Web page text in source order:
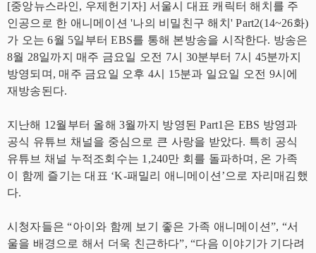
[중앙뉴스라인, 우제헌기자] 서울시 대표 캐릭터 해치를 주
인공으로 한 애니메이션 '나의 비밀친구 해치' Part2(14~26화)
가 오는 6월 5일부터 EBS를 통해 본방송을 시작한다. 방송은
8월 28일까지 매주 금요일 오전 7시 30분부터 7시 45분까지
방영되며, 매주 금요일 오후 4시 15분과 일요일 오전 9시에
재방송된다.
지난해 12월부터 올해 3월까지 방영된 Part1은 EBS 방영과
공식 유튜브 채널을 중심으로 큰 사랑을 받았다. 특히 공식
유튜브 채널 누적조회수는 1,240만 회를 돌파하며, 온 가족
이 함께 즐기는 대표 ‘K-패밀리 애니메이션’으로 자리매김했
다.
시청자들은 “아이와 함께 보기 좋은 가족 애니메이션”, “서
울을 배경으로 해서 더욱 친근하다”, “다음 이야기가 기다려